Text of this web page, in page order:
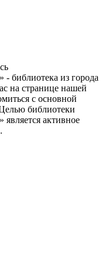
библиотека из города
на странице нашей
с основной
библиотеки
активное